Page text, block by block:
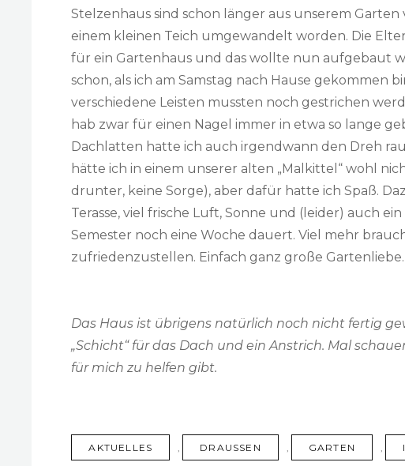
Stelzenhaus sind schon länger aus unserem
einem kleinen Teich umgewandelt worden. Die
für ein Gartenhaus und das wollte nun aufgebaut
schon, als ich am Samstag nach Hause gekommen
verschiedene Leisten mussten noch gestrichen
hab zwar für einen Nagel immer in etwa so lange
Dachlatten hatte ich auch irgendwann den Dreh
hätte ich in einem unserer alten „Malkittel“ wohl
drunter, keine Sorge), aber dafür hatte ich Spaß.
Terasse, viel frische Luft, Sonne und (leider) auch
Semester noch eine Woche dauert. Viel mehr
zufriedenzustellen. Einfach ganz große Gartenliebe.
Das Haus ist übrigens natürlich noch nicht fertig
„Schicht“ für das Dach und ein Anstrich. Mal
für mich zu helfen gibt.
TAGSAKTUELLES DRAUSSEN GARTEN